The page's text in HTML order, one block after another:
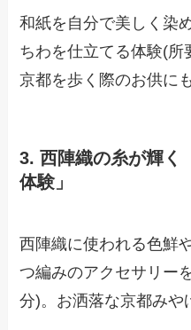
和紙を自分で美しく染
ちわを仕立てる体験(
京都を歩く際のお供に
3. 西陣織の糸が輝く
体験」
西陣織に使われる色鮮
つ編みのアクセサリー
分)。お洒落な京都みや